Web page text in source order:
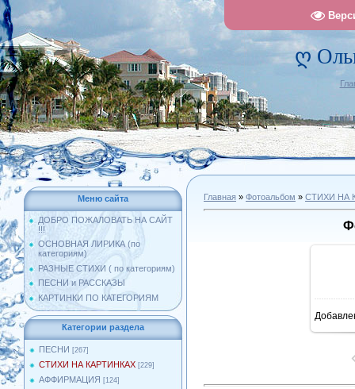
ღ
Меню сайта
ДОБРО ПОЖАЛОВАТЬ НА САЙТ
!!!
ОСНОВНАЯ ЛИРИКА (по
категориям)
РАЗНЫЕ СТИХИ ( по категориям)
ПЕСНИ и РАССКАЗЫ
КАРТИНКИ ПО КАТЕГОРИЯМ
Категории раздела
ПЕСНИ [267]
СТИХИ НА КАРТИНКАХ [229]
АФФИРМАЦИЯ [124]
Главная » Фотоальбом » СТИХИ НА